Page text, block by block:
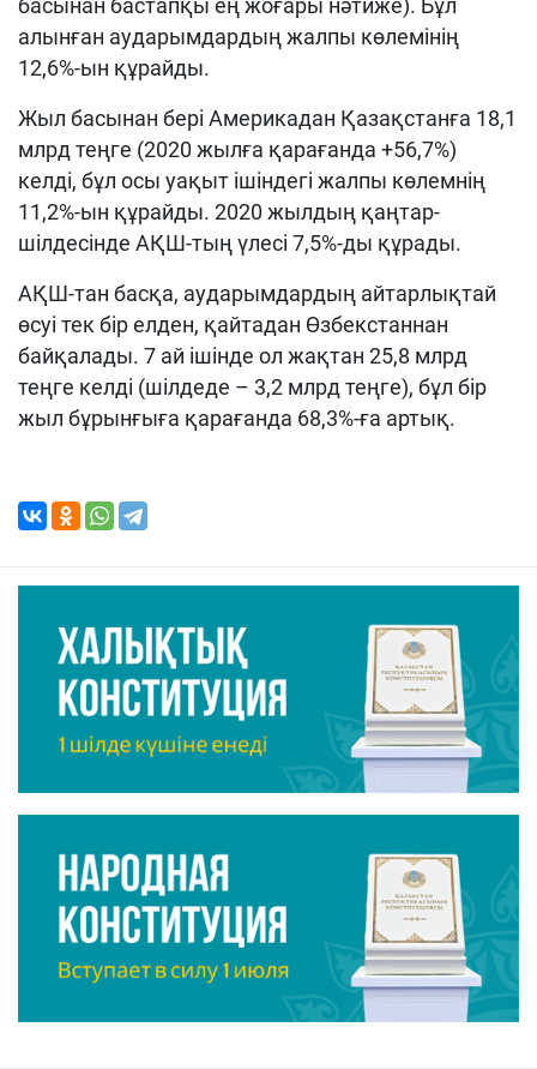
басынан бастапқы ең жоғары нәтиже). Бұл
алынған аударымдардың жалпы көлемінің
12,6%-ын құрайды.
Жыл басынан бері Америкадан Қазақстанға 18,1
млрд теңге (2020 жылға қарағанда +56,7%)
келді, бұл осы уақыт ішіндегі жалпы көлемнің
11,2%-ын құрайды. 2020 жылдың қаңтар-
шілдесінде АҚШ-тың үлесі 7,5%-ды құрады.
АҚШ-тан басқа, аударымдардың айтарлықтай
өсуі тек бір елден, қайтадан Өзбекстаннан
байқалады. 7 ай ішінде ол жақтан 25,8 млрд
теңге келді (шілдеде – 3,2 млрд теңге), бұл бір
жыл бұрынғыға қарағанда 68,3%-ға артық.